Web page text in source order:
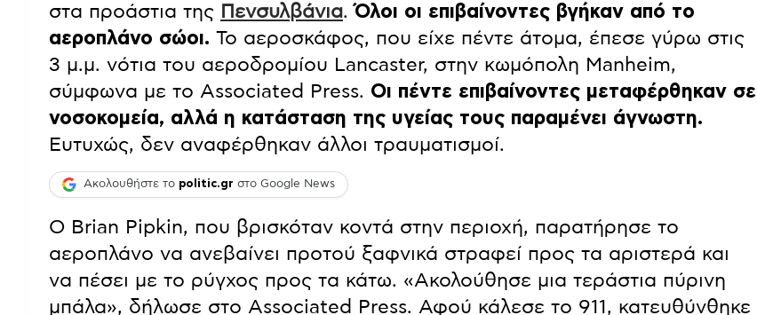
στα προάστια της Πενσυλβάνια.Όλοι οι επιβαίνοντες βγήκαν από το
αεροπλάνο σώοι. Το αεροσκάφος, που είχε πέντε άτομα, έπεσε γύρω στις
3 μ.μ. νότια του αεροδρομίου Lancaster, στην κωμόπολη Manheim,
σύμφωνα με το Associated Press. Οι πέντε επιβαίνοντες μεταφέρθηκαν σε
νοσοκομεία, αλλά η κατάσταση της υγείας τους παραμένει άγνωστη.
Ευτυχώς, δεν αναφέρθηκαν άλλοι τραυματισμοί.
Ακολουθήστε το politic.gr στο Google News
Ο Brian Pipkin, που βρισκόταν κοντά στην περιοχή, παρατήρησε το
αεροπλάνο να ανεβαίνει προτού ξαφνικά στραφεί προς τα αριστερά και
να πέσει με το ρύγχος προς τα κάτω. «Ακολούθησε μια τεράστια πύρινη
μπάλα», δήλωσε στο Associated Press. Αφού κάλεσε το 911, κατευθύνθηκε